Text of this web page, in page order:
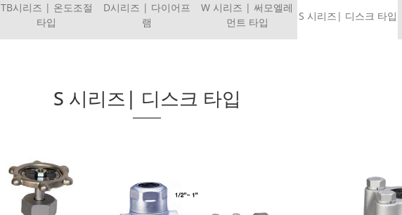
TB시리즈 | 온도조절
타입
D시리즈 | 다이어프
램
W 시리즈 | 써모엘레
먼트 타입
S 시리즈| 디스크 타입
S 시리즈| 디스크 타입